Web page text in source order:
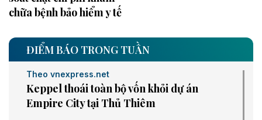
chữa bệnh bảo hiểm y tế
ĐIỂM BÁO TRONG TUẦN
Theo vnexpress.net
Keppel thoái toàn bộ vốn khỏi dự án
Empire City tại Thủ Thiêm